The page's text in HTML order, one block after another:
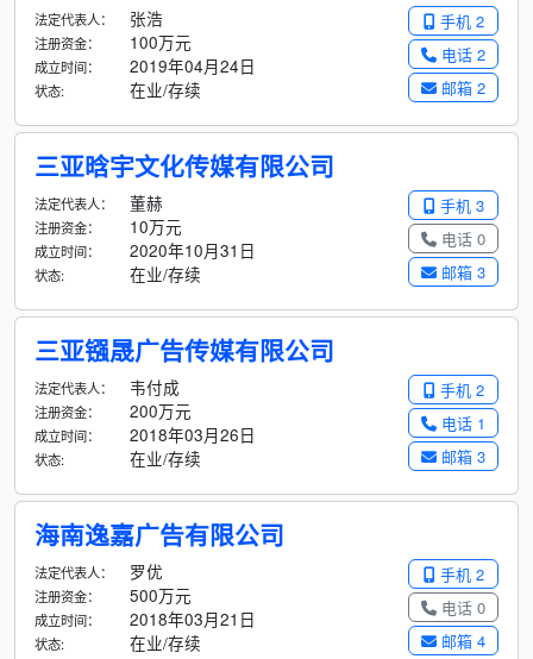
手机 2
电话 2
邮箱 2
法定代表人： 张浩
注册资金： 100万元
成立时间： 2019年04月24日
状态: 在业/存续
三亚晗宇文化传媒有限公司
手机 3
电话 0
邮箱 3
法定代表人： 董赫
注册资金： 10万元
成立时间： 2020年10月31日
状态: 在业/存续
三亚镪晟广告传媒有限公司
手机 2
电话 1
邮箱 3
法定代表人： 韦付成
注册资金： 200万元
成立时间： 2018年03月26日
状态: 在业/存续
海南逸嘉广告有限公司
手机 2
电话 0
邮箱 4
法定代表人： 罗优
注册资金： 500万元
成立时间： 2018年03月21日
状态: 在业/存续